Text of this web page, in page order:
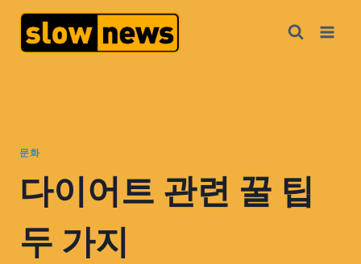
문화
다이어트 관련 꿀 팁
두 가지